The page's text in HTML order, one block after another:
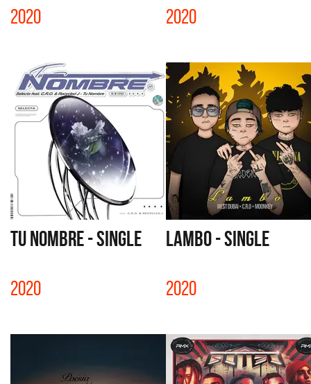
2020 2020
TU NOMBRE - SINGLE
2020
LAMBO - SINGLE
2020